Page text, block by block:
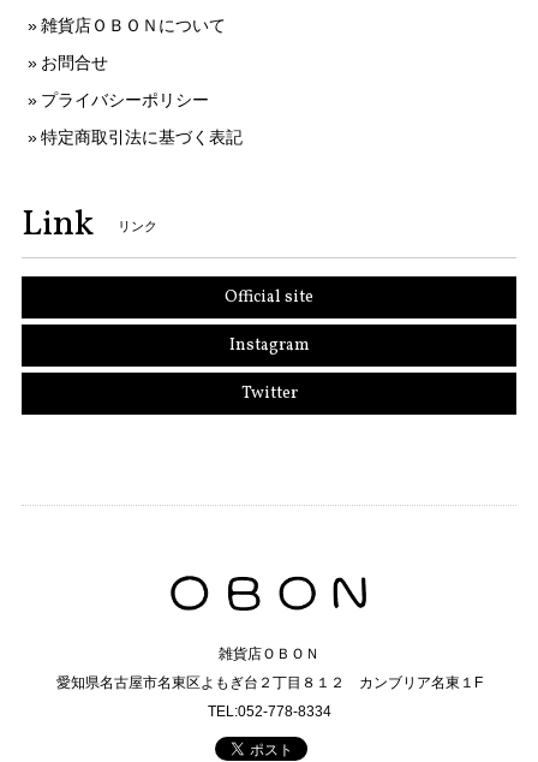
雑貨店ＯＢＯＮについて
お問合せ
プライバシーポリシー
特定商取引法に基づく表記
Link リンク
Official site
Instagram
Twitter
雑貨店ＯＢＯＮ
愛知県名古屋市名東区よもぎ台２丁目８１２ カンブリア名東１F
TEL:052-778-8334